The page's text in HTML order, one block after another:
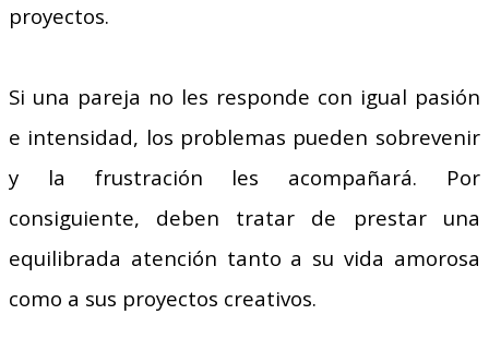
proyectos.
Si una pareja no les responde con igual pasión
e intensidad, los problemas pueden sobrevenir
y la frustración les acompañará. Por
consiguiente, deben tratar de prestar una
equilibrada atención tanto a su vida amorosa
como a sus proyectos creativos.